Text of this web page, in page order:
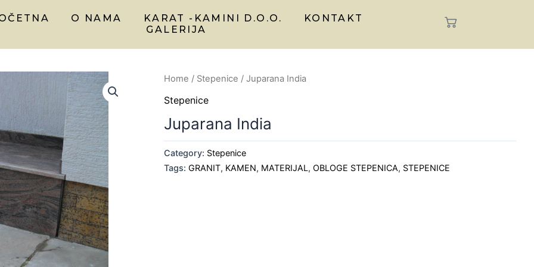
O NAMA KARAT -KAMINI D.O.O.
KONTAKT
GALERIJA
Home / Stepenice / Juparana India
Stepenice
Juparana India
Category: Stepenice
Tags:GRANIT, KAMEN, MATERIJAL,OBLOGE STEPENICA, STEPENICE